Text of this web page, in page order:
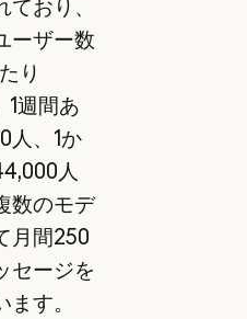
ており、
ーザー数
り
1週間あ
人、1か
人
数のモデ
月間250
セージを
す。